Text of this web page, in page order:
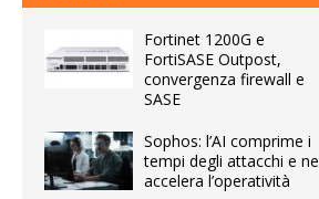
Fortinet 1200G e
FortiSASE Outpost,
convergenza firewall e
SASE
Sophos: l’AI comprime i
tempi degli attacchi e ne
accelera l’operatività